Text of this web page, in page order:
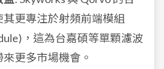
其更專注於射頻前端模組
，這為台嘉碩等單顆濾波
更多市場機會。